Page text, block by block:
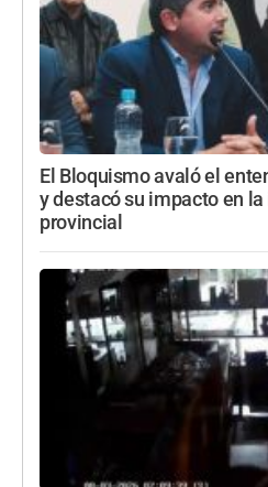
El Bloquismo avaló el
y destacó su impacto en
provincial